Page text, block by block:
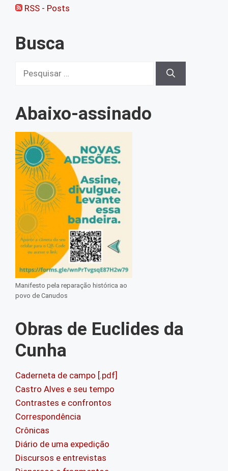
RSS - Posts
Busca
Abaixo-assinado
Manifesto pela reparação histórica ao
povo de Canudos
Obras de Euclides da
Cunha
Caderneta de campo [.pdf]
Castro Alves e seu tempo
Contrastes e confrontos
Correspondência
Crônicas
Diário de uma expedição
Discursos e entrevistas